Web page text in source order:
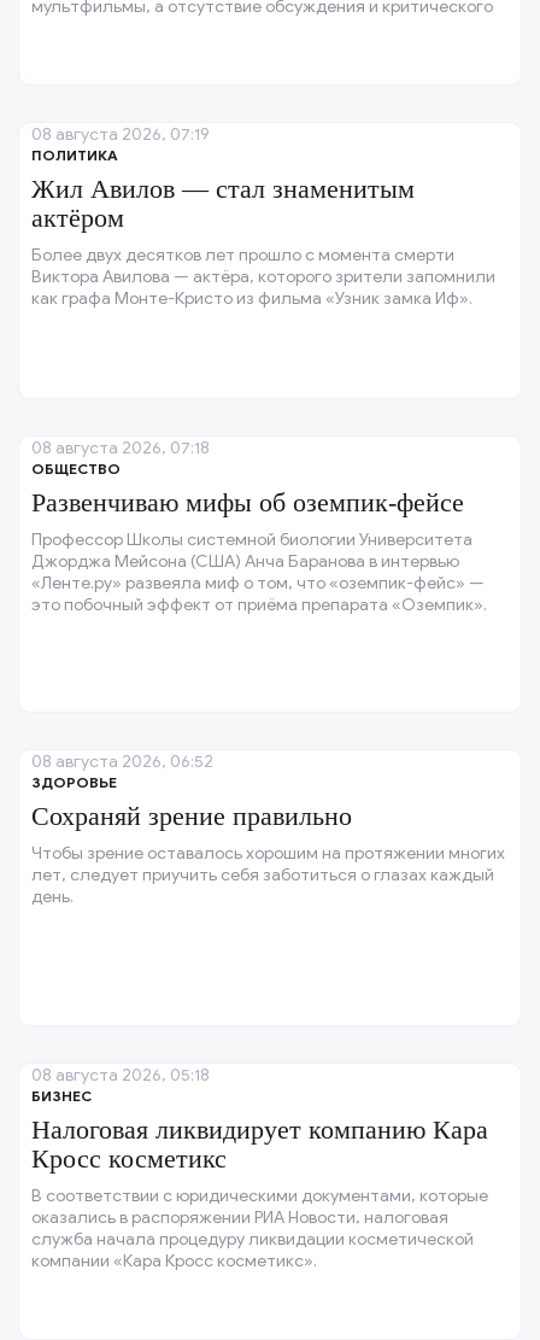
мультфильмы, а отсутствие обсуждения и критического
ПОЛИТИКА
Жил Авилов — стал знаменитым
актёром
Более двух десятков лет прошло с момента смерти
Виктора Авилова — актёра, которого зрители запомнили
как графа Монте-Кристо из фильма «Узник замка Иф».
08 августа 2026, 07:19
ОБЩЕСТВО
Развенчиваю мифы об оземпик-фейсе
Профессор Школы системной биологии Университета
Джорджа Мейсона (США) Анча Баранова в интервью
«Ленте.ру» развеяла миф о том, что «оземпик-фейс» —
это побочный эффект от приёма препарата «Оземпик».
08 августа 2026, 07:18
ЗДОРОВЬЕ
Сохраняй зрение правильно
Чтобы зрение оставалось хорошим на протяжении многих
лет, следует приучить себя заботиться о глазах каждый
день.
08 августа 2026, 06:52
БИЗНЕС
Налоговая ликвидирует компанию Кара
Кросс косметикс
В соответствии с юридическими документами, которые
оказались в распоряжении РИА Новости, налоговая
служба начала процедуру ликвидации косметической
компании «Кара Кросс косметикс».
08 августа 2026, 05:18